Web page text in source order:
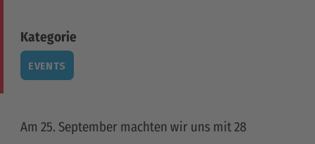
Kategorie
EVENTS
Am 25. September machten wir uns mit 28